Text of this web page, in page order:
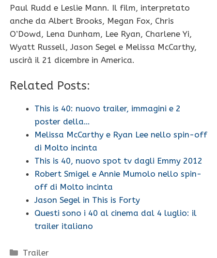
Paul Rudd e Leslie Mann. Il film, interpretato
anche da Albert Brooks, Megan Fox, Chris
O’Dowd, Lena Dunham, Lee Ryan, Charlene Yi,
Wyatt Russell, Jason Segel e Melissa McCarthy,
uscirà il 21 dicembre in America.
Related Posts:
This is 40: nuovo trailer, immagini e 2
poster della…
Melissa McCarthy e Ryan Lee nello spin-off
di Molto incinta
This is 40, nuovo spot tv dagli Emmy 2012
Robert Smigel e Annie Mumolo nello spin-
off di Molto incinta
Jason Segel in This is Forty
Questi sono i 40 al cinema dal 4 luglio: il
trailer italiano
Categorie
Trailer